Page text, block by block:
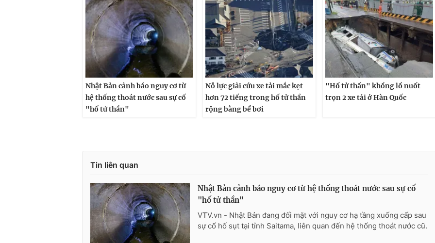
Nhật Bản cảnh báo nguy cơ từ
hệ thống thoát nước sau sự cố
"hố tử thần"
Nỗ lực giải cứu xe tải mắc kẹt
hơn 72 tiếng trong hố tử thần
rộng bằng bể bơi
"Hố tử thần" khồng lồ nuốt
trọn 2 xe tải ở Hàn Quốc
Tin liên quan
Nhật Bản cảnh báo nguy cơ từ hệ thống thoát nước sau sự cố
"hố tử thần"
VTV.vn - Nhật Bản đang đối mặt với nguy cơ hạ tầng xuống cấp sau
sự cố hố sụt tại tỉnh Saitama, liên quan đến hệ thống thoát nước cũ.